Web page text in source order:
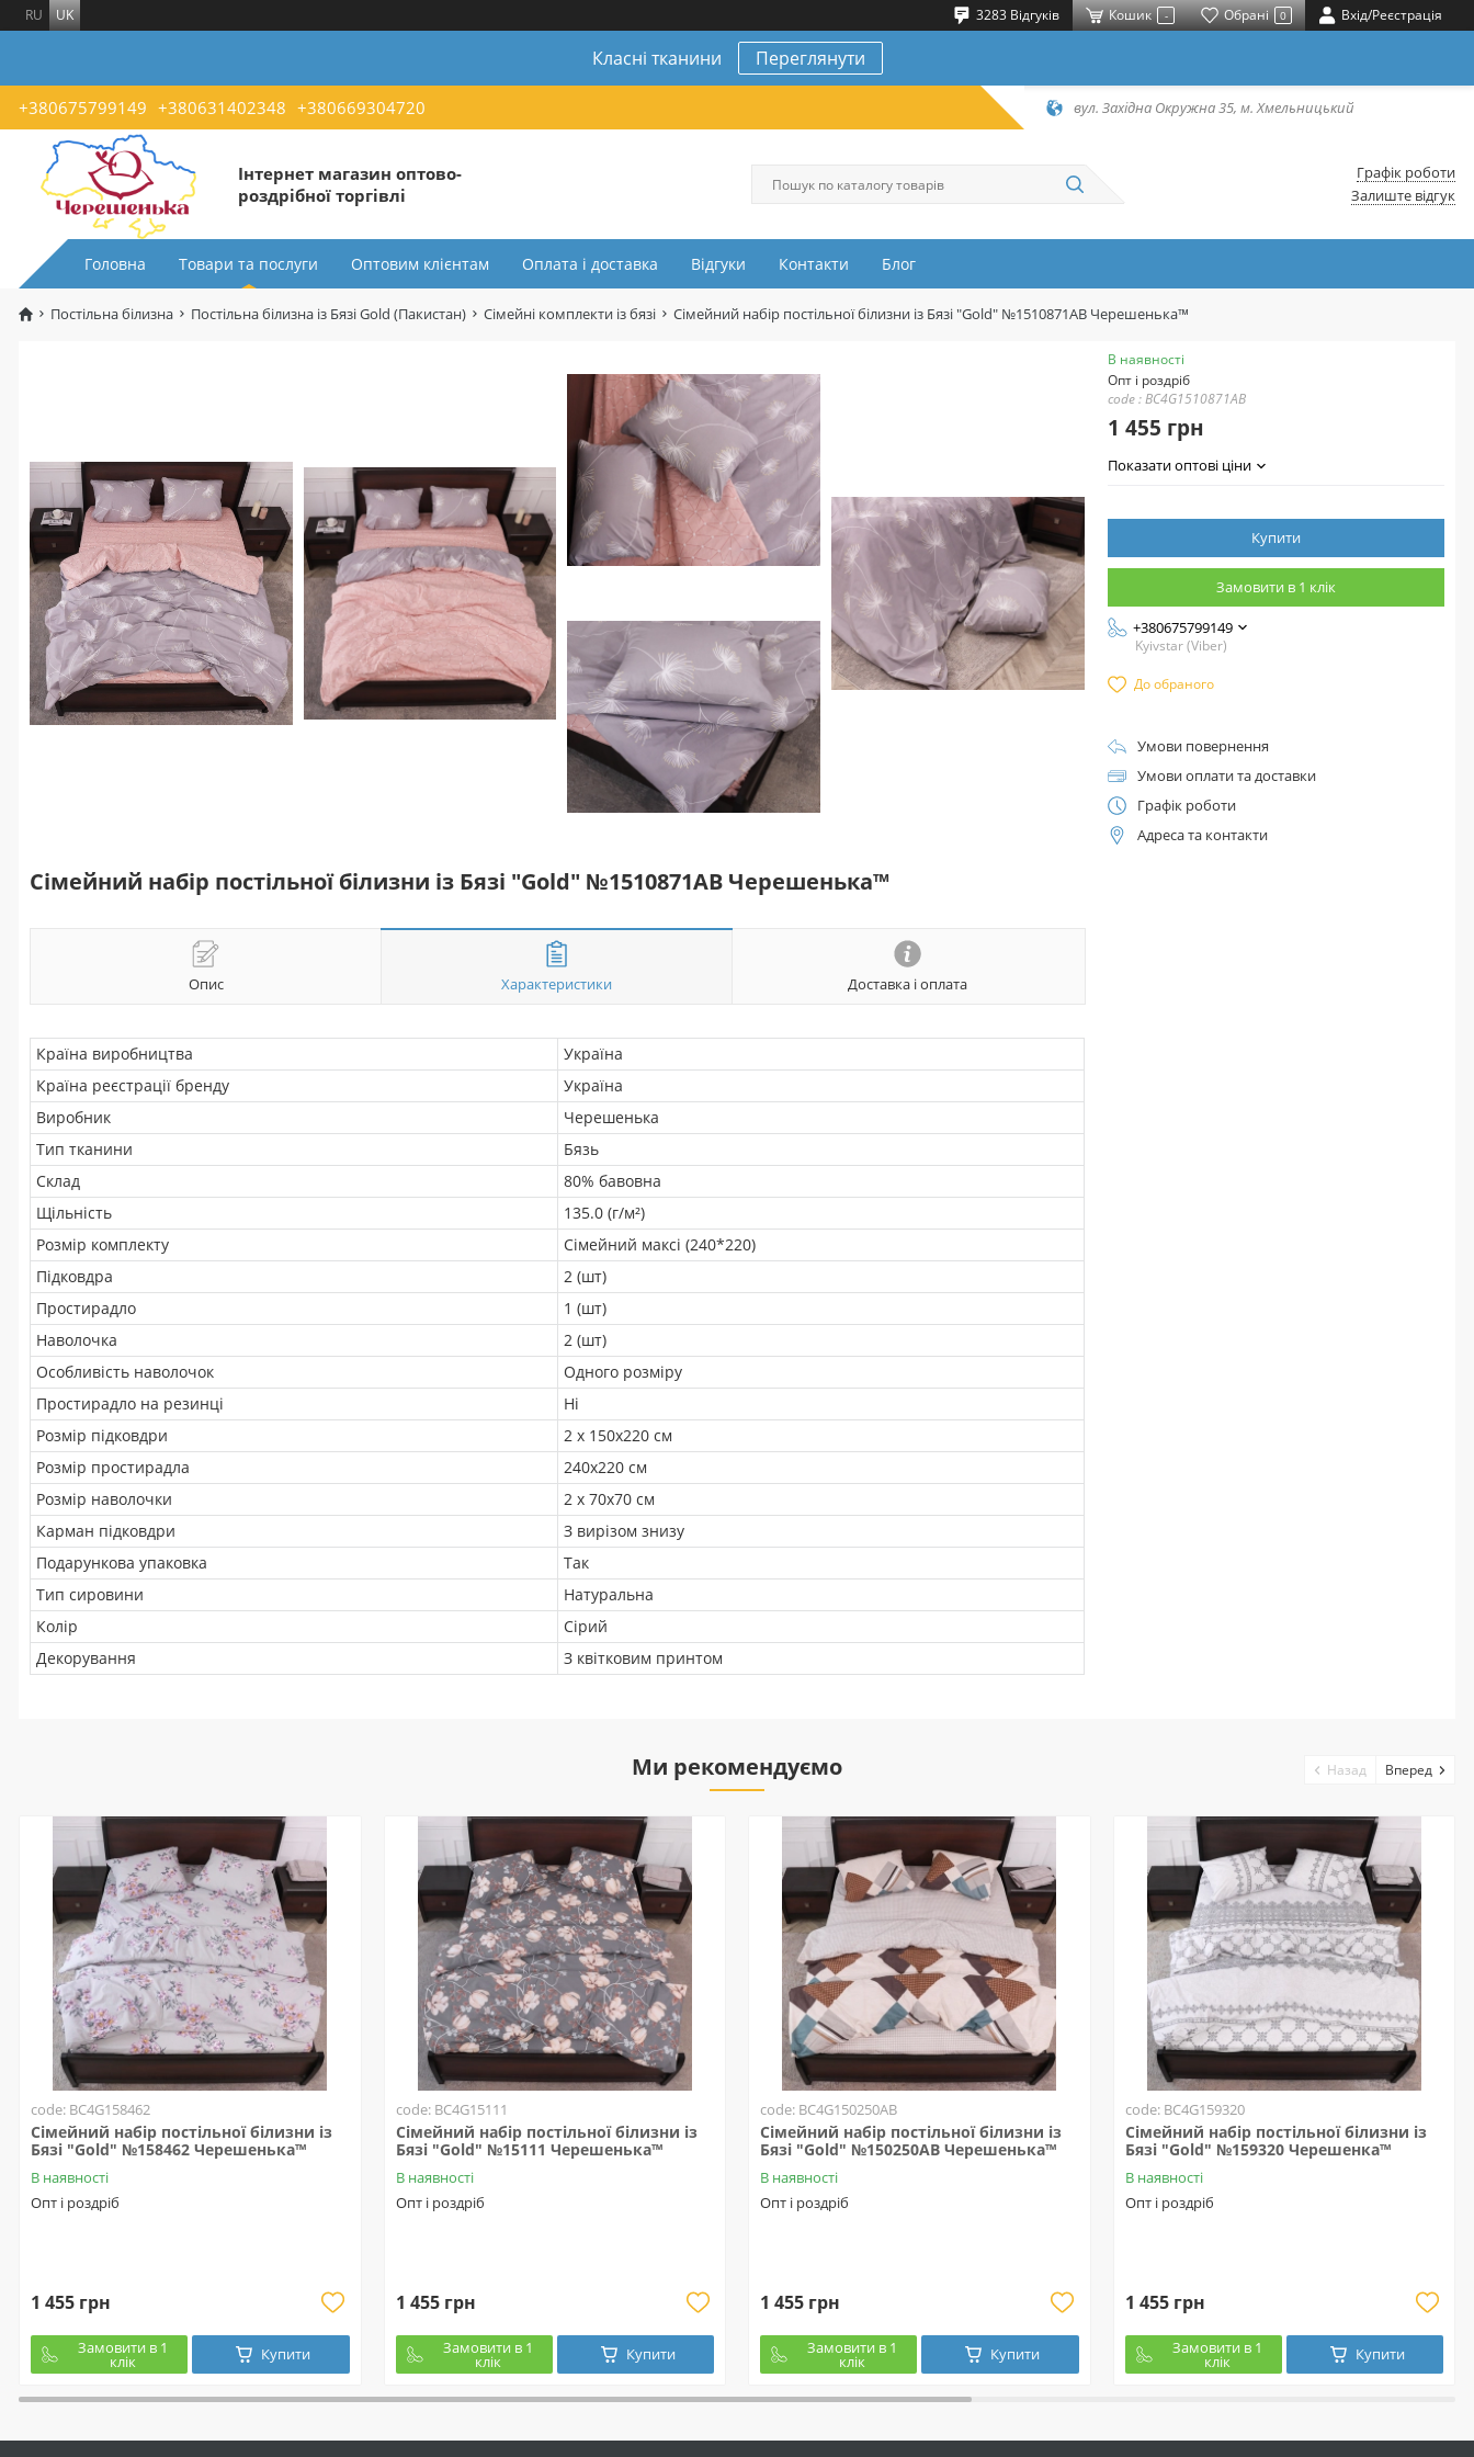
RU UK 3283 Відгуків Кошик - Обрані 0 Вхід/Реєстрація
Класні тканини Переглянути
+380675799149 +380631402348 +380669304720 вул. Західна Окружна 35, м. Хмельницький
Інтернет магазин оптово-
роздрібної торгівлі
Графік роботи
Залиште відгук
Головна Товари та послуги Оптовим клієнтам Оплата і доставка Відгуки Контакти Блог
Постільна білизна Постільна білизна із Бязі Gold (Пакистан) Сімейні комплекти із бязі Сімейний набір постільної білизни із Бязі "Gold" №1510871АВ Черешенька™
Сімейний набір постільної білизни із Бязі "Gold" №1510871АВ Черешенька™
Опис Характеристики Доставка і оплата
Країна виробництва
Україна
Країна реєстрації бренду
Україна
Виробник
Черешенька
Тип тканини
Бязь
Склад
80% бавовна
Щільність
135.0 (г/м²)
Розмір комплекту
Сімейний максі (240*220)
Підковдра
2 (шт)
Простирадло
1 (шт)
Наволочка
2 (шт)
Особливість наволочок
Одного розміру
Простирадло на резинці
Ні
Розмір підковдри
2 х 150х220 см
Розмір простирадла
240х220 см
Розмір наволочки
2 х 70х70 см
Карман підковдри
З вирізом знизу
Подарункова упаковка
Так
Тип сировини
Натуральна
Колір
Сірий
Декорування
З квітковим принтом
В наявності
Опт і роздріб
code : BC4G1510871АВ
1 455 грн
Показати оптові ціни
Купити
Замовити в 1 клік
+380675799149
Kyivstar (Viber)
До обраного
Умови повернення
Умови оплати та доставки
Графік роботи
Адреса та контакти
Ми рекомендуємо
code: BC4G158462
Сімейний набір постільної білизни із
Бязі "Gold" №158462 Черешенька™
В наявності
Опт і роздріб
1 455 грн
Замовити в 1
клік Купити
code: BC4G15111
Сімейний набір постільної білизни із
Бязі "Gold" №15111 Черешенька™
В наявності
Опт і роздріб
1 455 грн
Замовити в 1
клік Купити
code: BC4G150250АВ
Сімейний набір постільної білизни із
Бязі "Gold" №150250АВ Черешенька™
В наявності
Опт і роздріб
1 455 грн
Замовити в 1
клік Купити
code: BC4G159320
Сімейний набір постільної білизни із
Бязі "Gold" №159320 Черешенка™
В наявності
Опт і роздріб
1 455 грн
Замовити в 1
клік Купити
Назад Вперед